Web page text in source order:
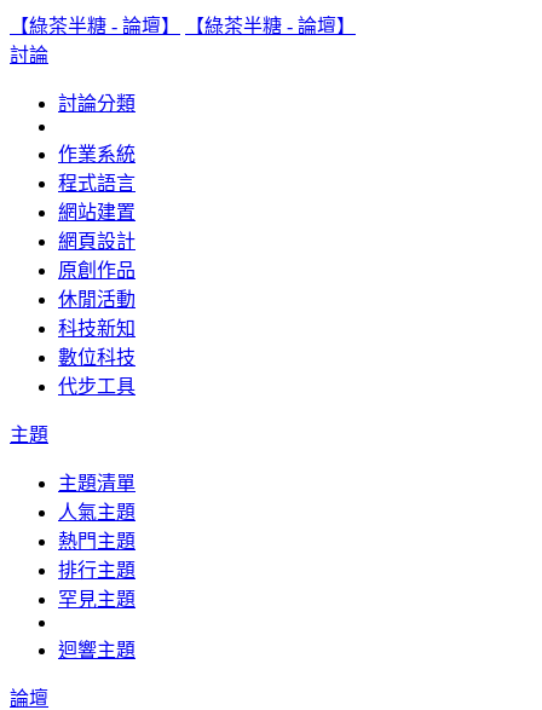
【綠茶半糖 - 論壇】
【綠茶半糖 - 論壇】
討論
討論分類
作業系統
程式語言
網站建置
網頁設計
原創作品
休閒活動
科技新知
數位科技
代步工具
主題
主題清單
人氣主題
熱門主題
排行主題
罕見主題
迴響主題
論壇